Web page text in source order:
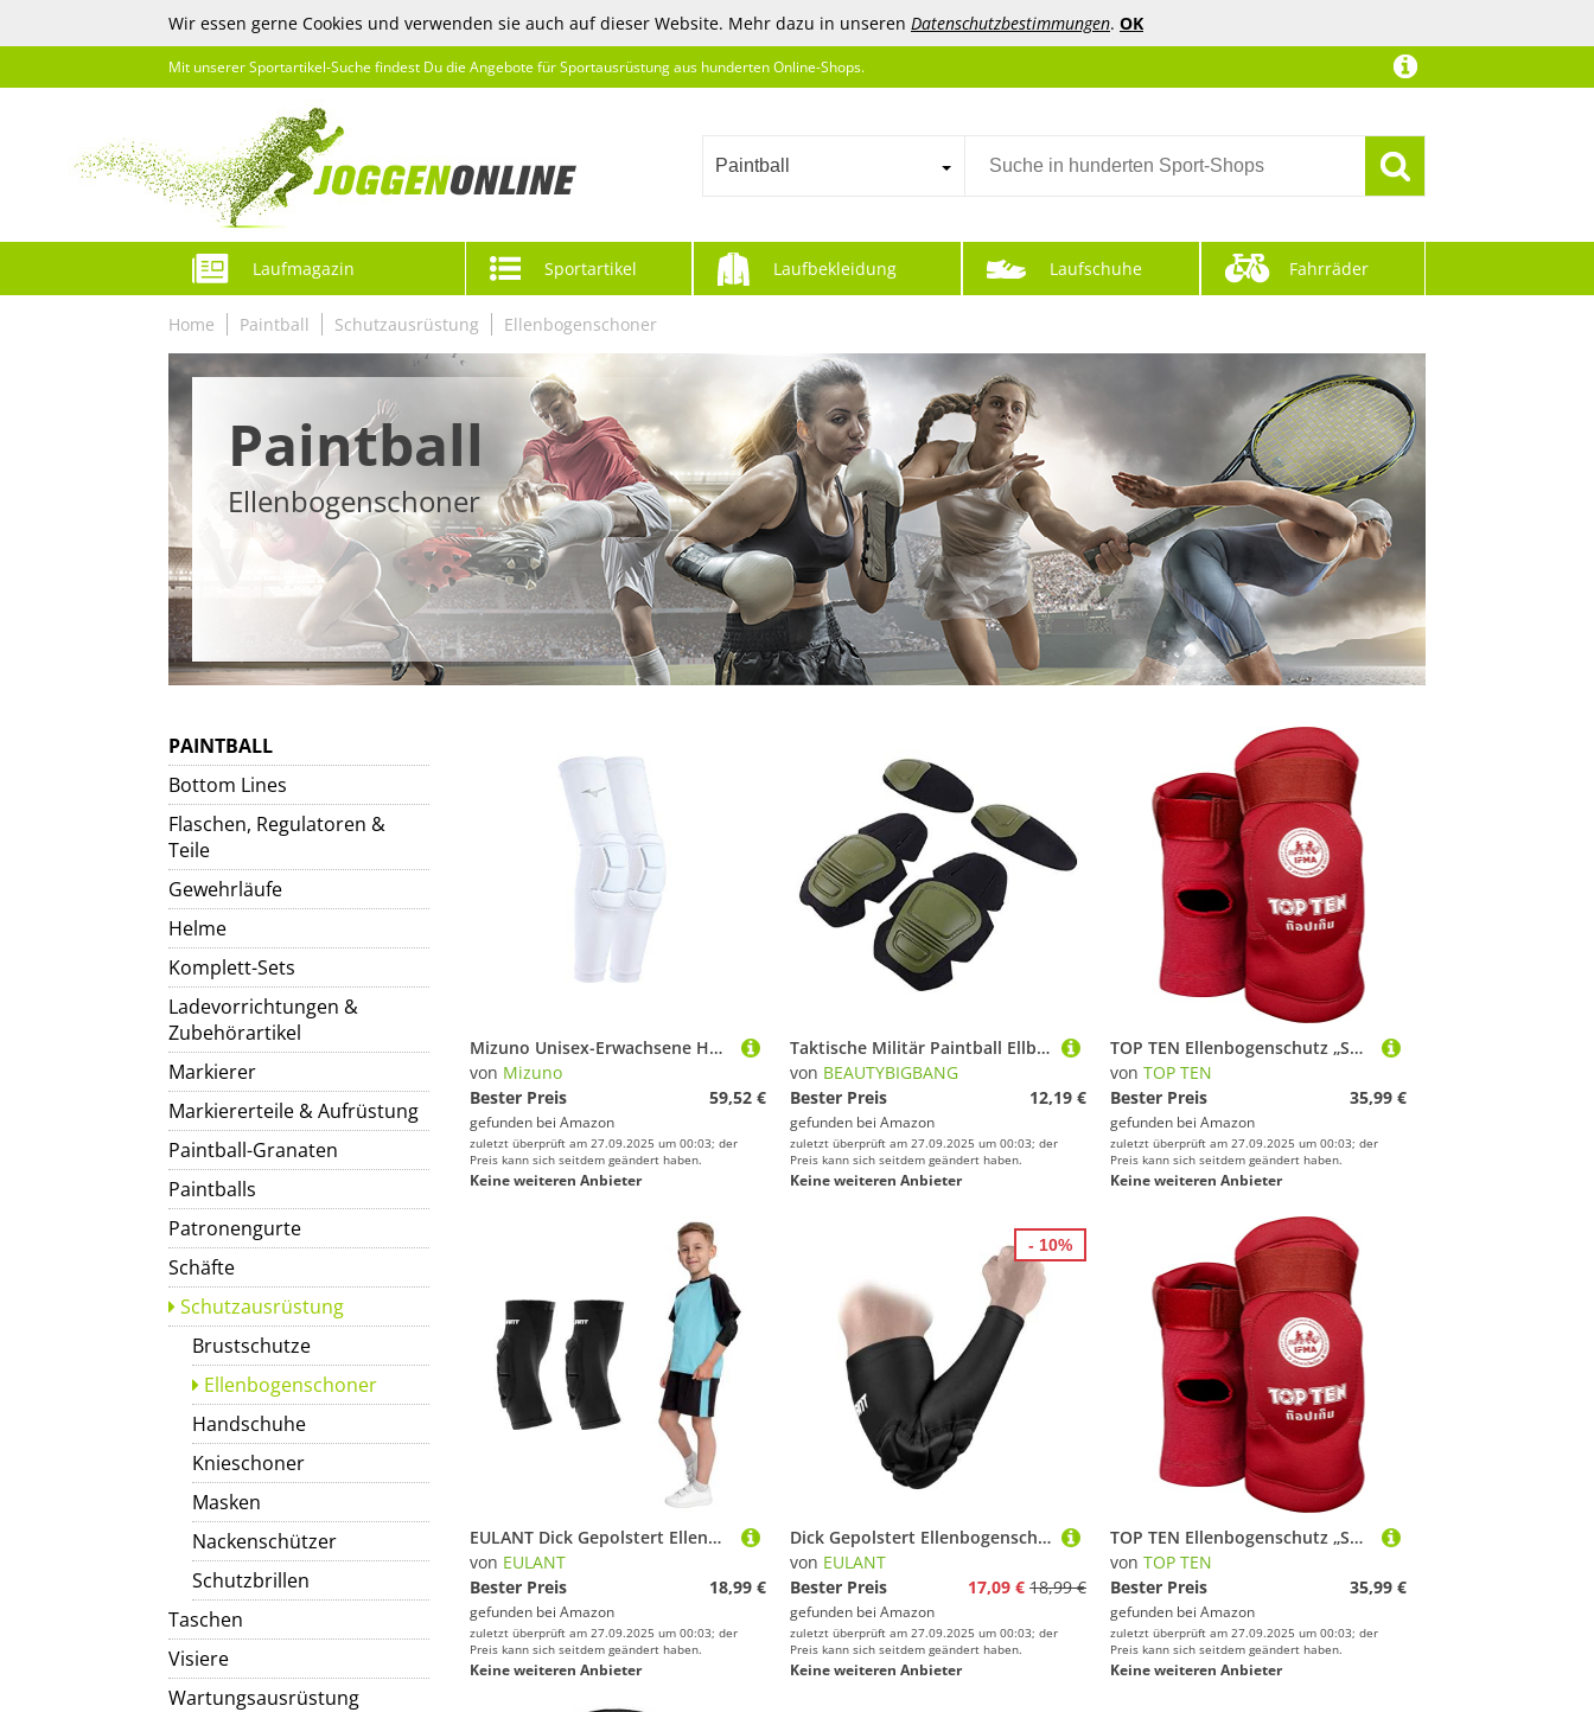
Wir essen gerne Cookies und verwenden sie auch auf dieser Website. Mehr dazu in unseren Datenschutzbestimmungen. OK
Mit unserer Sportartikel-Suche findest Du die Angebote für Sportausrüstung aus hunderten Online-Shops.
Paintball
Laufmagazin Sportartikel Laufbekleidung Laufschuhe Fahrräder
Home Paintball Schutzausrüstung Ellenbogenschoner
Paintball
Ellenbogenschoner
PAINTBALL
Bottom Lines
Flaschen, Regulatoren &
Teile
Gewehrläufe
Helme
Komplett-Sets
Ladevorrichtungen &
Zubehörartikel
Markierer
Markiererteile & Aufrüstung
Paintball-Granaten
Paintballs
Patronengurte
Schäfte
Schutzausrüstung
Brustschutze
Ellenbogenschoner
Handschuhe
Knieschoner
Masken
Nackenschützer
Schutzbrillen
Taschen
Visiere
Wartungsausrüstung
Mizuno Unisex-Erwachsene Hohe Schlagkraft Ellenbogenschützer, Weiss/opulenter Garten, Small/Medium
von Mizuno
Bester Preis
59,52 €
gefunden bei Amazon
zuletzt überprüft am 27.09.2025 um 00:03; der
Preis kann sich seitdem geändert haben.
Keine weiteren Anbieter
Taktische Militär Paintball Ellbogenschützer Knieschützer Taktische Knie- und Ellenbogenschützer für Paintball Airsoft Kampfuniform Militäranzug 2 Knieschützer und 2 Ellenbogenschützer Set
von BEAUTYBIGBANG
Bester Preis
12,19 €
gefunden bei Amazon
zuletzt überprüft am 27.09.2025 um 00:03; der
Preis kann sich seitdem geändert haben.
Keine weiteren Anbieter
TOP TEN Ellenbogenschutz „Sok“ - rot, Gr. M
von TOP TEN
Bester Preis
35,99 €
gefunden bei Amazon
zuletzt überprüft am 27.09.2025 um 00:03; der
Preis kann sich seitdem geändert haben.
Keine weiteren Anbieter
EULANT Dick Gepolstert Ellenbogenschoner für Kinder,Torwart Ellenbogenschützer,Weich Sport Armschoner,Hohe Qualität Anti-Rutsch Armschützer für Volleyball Tanzen Football MTB Handball Wrestling,S
von EULANT
Bester Preis
18,99 €
gefunden bei Amazon
zuletzt überprüft am 27.09.2025 um 00:03; der
Preis kann sich seitdem geändert haben.
Keine weiteren Anbieter
Dick Gepolstert Ellenbogenschoner für Erwachsene,Torwart Ellenbogenschützer,Weich Sport Armschoner,Hohe Qualität Armschützer für Volleyball Basketball Football MTB Handball läuft Tanzen Yoga,XL
von EULANT
Bester Preis
17,09 € 18,99 €
gefunden bei Amazon
zuletzt überprüft am 27.09.2025 um 00:03; der
Preis kann sich seitdem geändert haben.
Keine weiteren Anbieter
- 10%
TOP TEN Ellenbogenschutz „Sok“ - rot, Gr. L
von TOP TEN
Bester Preis
35,99 €
gefunden bei Amazon
zuletzt überprüft am 27.09.2025 um 00:03; der
Preis kann sich seitdem geändert haben.
Keine weiteren Anbieter